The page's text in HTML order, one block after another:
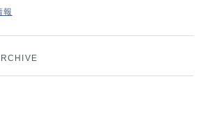
報